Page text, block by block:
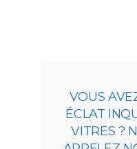
VOUS
ÉCLAT
VITRES ?